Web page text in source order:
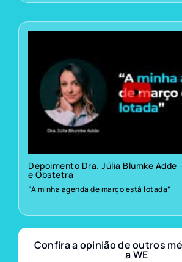
Depoimento Dra. Júlia Blumke Adde
e Obstetra
“A minha agenda de março está lotada”
Confira a opinião de outros
a WE